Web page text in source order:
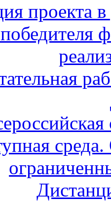
проекта